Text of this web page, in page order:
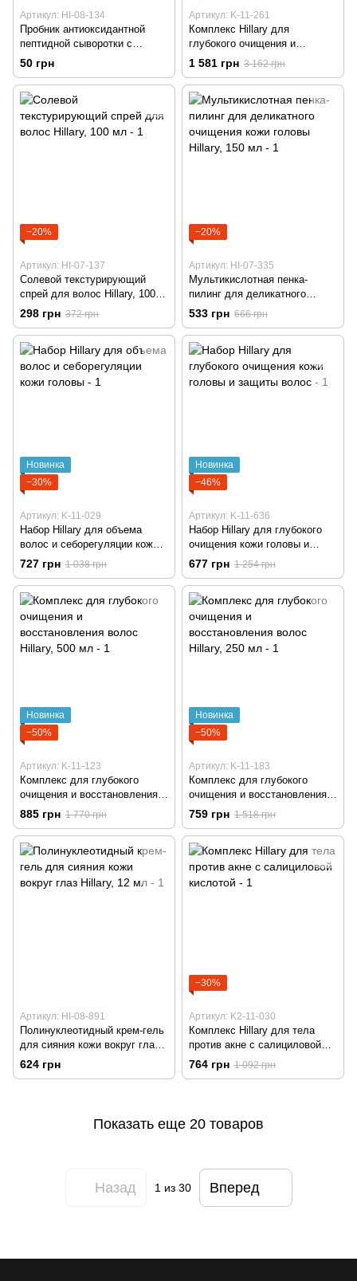
Артикул: HI-08-134
Пробник антиоксидантной
пептидной сыворотки с
витамином C 30+ Hillary, 2 мл
50 грн
Артикул: K-11-261
Комплекс Hillary для
глубокого очищения и
обновления кожи головы
1 581 грн 3 162 грн
−20%
Артикул: HI-07-137
Солевой текстурирующий
спрей для волос Hillary, 100
мл
298 грн 372 грн
−20%
Артикул: HI-07-335
Мультикислотная пенка-
пилинг для деликатного
очищения кожи головы Hillary,
150 мл
533 грн 666 грн
Новинка
−30%
Артикул: K-11-029
Набор Hillary для объема
волос и себорегуляции кожи
головы
727 грн 1 038 грн
Новинка
−46%
Артикул: K-11-636
Набор Hillary для глубокого
очищения кожи головы и
защиты волос
677 грн 1 254 грн
Новинка
−50%
Артикул: K-11-123
Комплекс для глубокого
очищения и восстановления
волос Hillary, 500 мл
885 грн 1 770 грн
Новинка
−50%
Артикул: K-11-183
Комплекс для глубокого
очищения и восстановления
волос Hillary, 250 мл
759 грн 1 518 грн
Артикул: HI-08-891
Полинуклеотидный крем-гель
для сияния кожи вокруг глаз
Hillary, 12 мл
624 грн
−30%
Артикул: K2-11-030
Комплекс Hillary для тела
против акне с салициловой
кислотой
764 грн 1 092 грн
Показать еще 20 товаров
Назад 1из 30 Вперед